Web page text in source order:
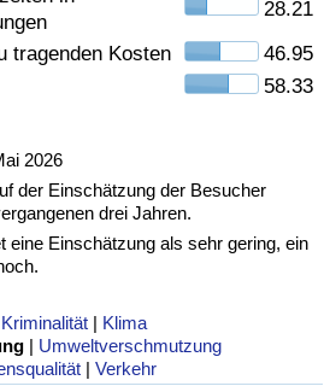
28.21
tragenden Kosten
46.95
58.33
2026
der Einschätzung der Besucher
drei Jahren.
eine Einschätzung als sehr gering, ein
Kriminalität | Klima
| Umweltverschmutzung
|Verkehr
Index
Index nach Land
Index (aktuell)
Index nach Land